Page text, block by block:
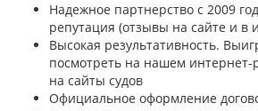
Надежное партнерство с 2009
репутация (отзывы на сайте и в
Высокая результативность.
посмотреть на нашем интернет-
на сайты судов
Официальное оформление